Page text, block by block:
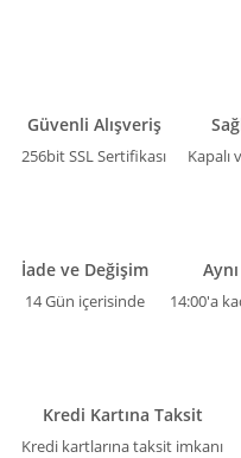
Güvenli Alışveriş
256bit SSL Sertifikası Kapalı
İade ve Değişim
14 Gün içerisinde 14:00'a
Kredi Kartına Taksit
Kredi kartlarına taksit imkanı